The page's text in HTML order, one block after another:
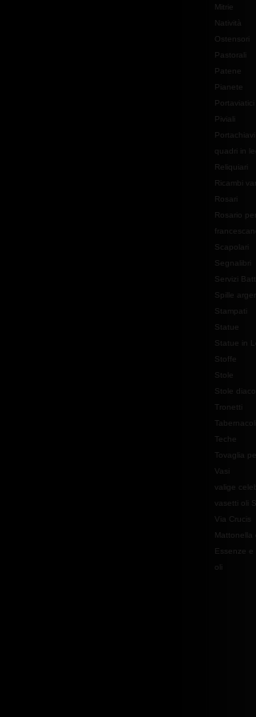
Mitrie
Natività
Ostensori
Pastorali
Patene
Pianete
Portaviatici
Piviali
Portachiavi
quadri in
Reliquiari
Ricambi vari
Rosari
Rosario per
francescano
Scapolari
Segnalibri
Servizi
Spille
Stampati
Statue
Statue in
Stoffe
Stole
Stole
Tronetti
Tabernacoli
Teche
Tovaglia
Vasi
valige
vasetti oli
Via Crucis
Mattonella
Essenze e
oli